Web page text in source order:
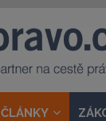
ČLÁNKY